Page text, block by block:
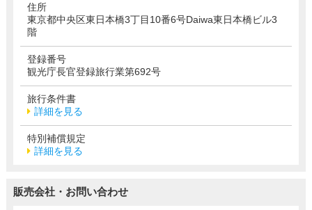
住所
東京都中央区東日本橋3丁目10番6号Daiwa東日本橋ビル3
階
登録番号
観光庁長官登録旅行業第692号
旅行条件書
詳細を見る
特別補償規定
詳細を見る
販売会社・お問い合わせ